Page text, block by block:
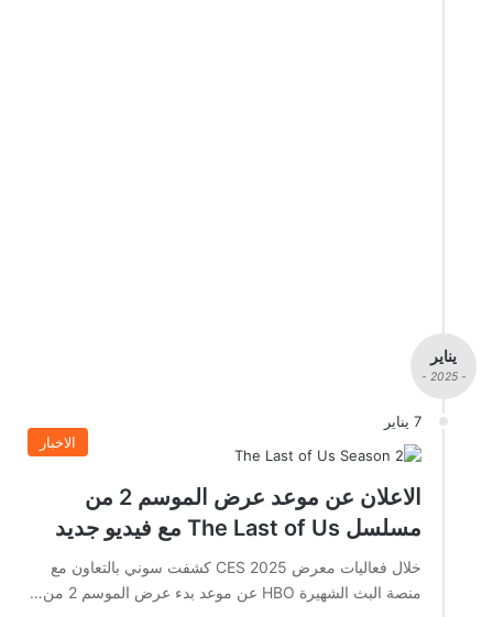
يناير
- 2025 -
7 يناير
الاخبار
الاعلان عن موعد عرض الموسم 2 من
مسلسل The Last of Us مع فيديو جديد
خلال فعاليات معرض CES 2025 كشفت سوني بالتعاون مع
منصة البث الشهيرة HBO عن موعد بدء عرض الموسم 2 من…